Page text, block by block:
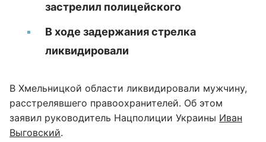
застрелил полицейского
В ходе задержания стрелка
ликвидировали
В Хмельницкой области ликвидировали мужчину,
расстрелявшего правоохранителей. Об этом
заявил руководитель Нацполиции Украины Иван
Выговский.